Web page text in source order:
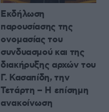
Εκδήλωση
παρουσίασης της
ονομασίας του
συνδυασμού και της
διακήρυξης αρχών του
Γ. Κασαπίδη, την
Τετάρτη – Η επίσημη
ανακοίνωση